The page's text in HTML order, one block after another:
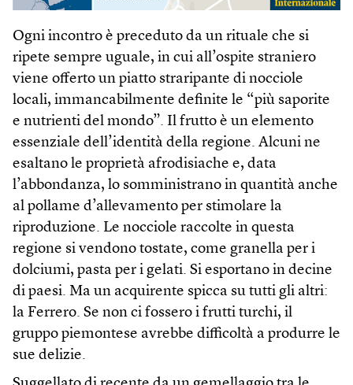
Ogni incontro è preceduto da un rituale che si
ripete sempre uguale, in cui all’ospite straniero
viene offerto un piatto straripante di nocciole
locali, immancabilmente definite le “più saporite
e nutrienti del mondo”. Il frutto è un elemento
essenziale dell’identità della regione. Alcuni ne
esaltano le proprietà afrodisiache e, data
l’abbondanza, lo somministrano in quantità anche
al pollame d’allevamento per stimolare la
riproduzione. Le nocciole raccolte in questa
regione si vendono tostate, come granella per i
dolciumi, pasta per i gelati. Si esportano in decine
di paesi. Ma un acquirente spicca su tutti gli altri:
la Ferrero. Se non ci fossero i frutti turchi, il
gruppo piemontese avrebbe difficoltà a produrre le
sue delizie.